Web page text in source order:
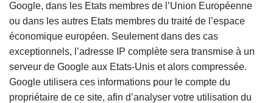
Google, dans les Etats membres de l’Union Européenne
ou dans les autres Etats membres du traité de l’espace
économique européen. Seulement dans des cas
exceptionnels, l’adresse IP complète sera transmise à un
serveur de Google aux Etats-Unis et alors compressée.
Google utilisera ces informations pour le compte du
propriétaire de ce site, afin d’analyser votre utilisation du